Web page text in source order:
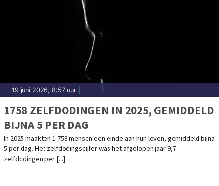
19 juni 2026, 8:57 uur
1758 ZELFDODINGEN IN 2025, GEMIDDELD
BIJNA 5 PER DAG
In 2025 maakten 1 758 mensen een einde aan hun leven, gemiddeld bijna
5 per dag. Het zelfdodingscijfer was het afgelopen jaar 9,7
zelfdodingen per [...]